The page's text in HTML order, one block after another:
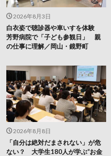
2026年8月8日
「自分は絶対だまされない」が危
ない？ 大学生180人が学ぶ“お金
2026年8月3日
白衣姿で聴診器や車いすを体験
芳野病院で「子ども参観日」 親
の仕事に理解／岡山・鏡野町